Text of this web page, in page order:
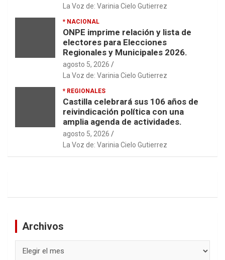
La Voz de: Varinia Cielo Gutierrez
* NACIONAL
ONPE imprime relación y lista de
electores para Elecciones
Regionales y Municipales 2026.
agosto 5, 2026
La Voz de: Varinia Cielo Gutierrez
* REGIONALES
Castilla celebrará sus 106 años de
reivindicación política con una
amplia agenda de actividades.
agosto 5, 2026
La Voz de: Varinia Cielo Gutierrez
Archivos